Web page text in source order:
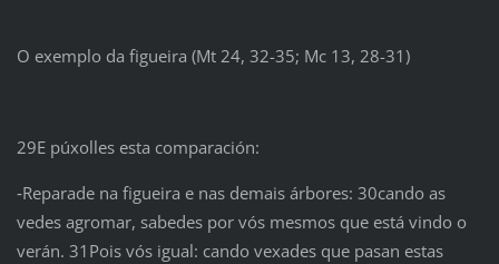
O exemplo da figueira (Mt 24, 32-35; Mc 13, 28-31)
29E púxolles esta comparación:
‑Reparade na figueira e nas demais árbores: 30cando as
vedes agromar, sabedes por vós mesmos que está vindo o
verán. 31Pois vós igual: cando vexades que pasan estas